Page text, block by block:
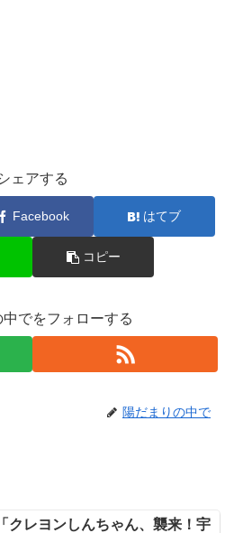
ェアする
Facebook はてブ
コピー
中でをフォローする
陽だまりの中で
「クレヨンしんちゃん、襲来！宇